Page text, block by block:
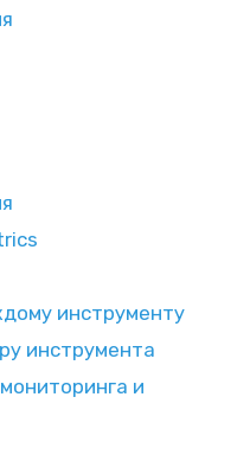
инструменту
инструмента
и